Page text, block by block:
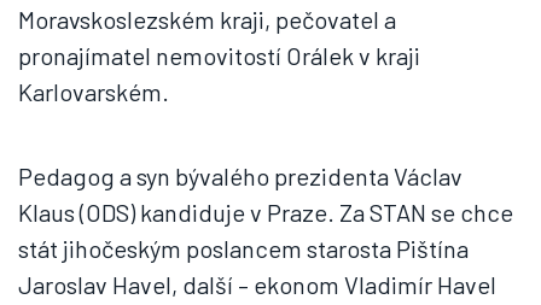
Moravskoslezském kraji, pečovatel a
pronajímatel nemovitostí Orálek v kraji
Karlovarském.
Pedagog a syn bývalého prezidenta Václav
Klaus (ODS) kandiduje v Praze. Za STAN se chce
stát jihočeským poslancem starosta Pištína
Jaroslav Havel, další – ekonom Vladimír Havel